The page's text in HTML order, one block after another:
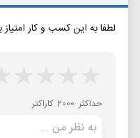
لطفا به این کسب و کار
حداکثر 2000 کاراکتر